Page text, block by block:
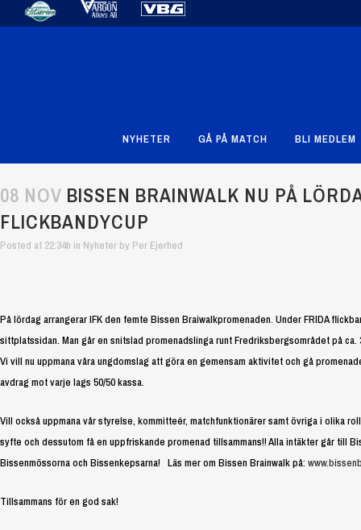
NYHETER GÅ PÅ MATCH BLI MEDLEM
08 NOV BISSEN BRAINWALK NU PÅ
FLICKBANDYCUP
Posted at 22:34h in Nyheter by Per Ejerhed
På lördag arrangerar IFK den femte Bissen Braiwalkpromenaden. Under FRIDA
sittplatssidan. Man går en snitslad promenadslinga runt Fredriksbergsområdet på
Vi vill nu uppmana våra ungdomslag att göra en gemensam aktivitet och gå
avdrag mot varje lags 50/50 kassa.
Vill också uppmana vår styrelse, kommitteér, matchfunktionärer samt övriga i olika
syfte och dessutom få en uppfriskande promenad tillsammans!! Alla intäkter går till
Bissenmössorna och Bissenkepsarna! Läs mer om Bissen Brainwalk på:
Tillsammans för en god sak!